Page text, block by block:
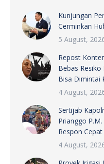
Kunjungan
Cerminkan
5 August,
Repost
Bebas Resiko
Bisa Dimintai
4 August,
Sertijab
Prianggo
Respon
4 August,